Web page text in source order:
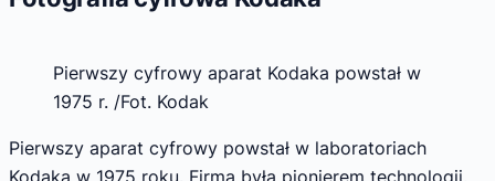
Pierwszy cyfrowy aparat Kodaka powstał w
1975 r. /Fot. Kodak
Pierwszy aparat cyfrowy powstał w laboratoriach
Kodaka w 1975 roku. Firma była pionierem technologii,